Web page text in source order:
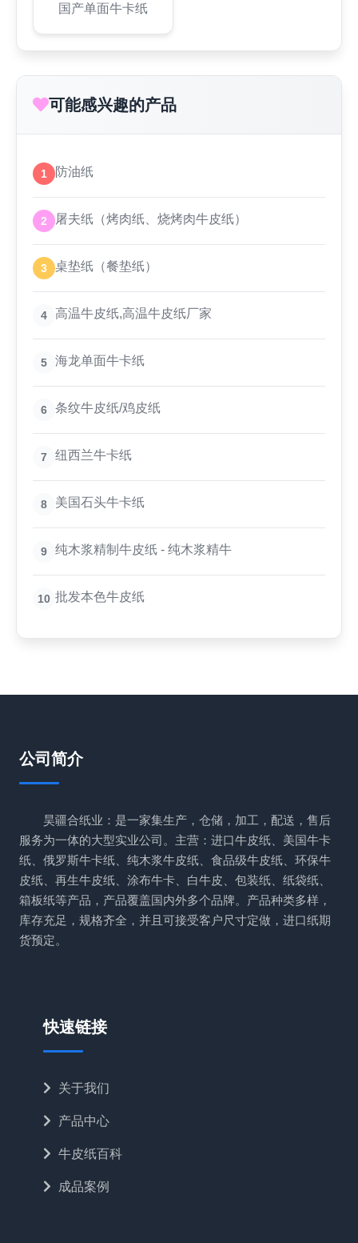
国产单面牛卡纸
可能感兴趣的产品
1 防油纸
2 屠夫纸（烤肉纸、烧烤肉牛皮纸）
3 桌垫纸（餐垫纸）
4 高温牛皮纸,高温牛皮纸厂家
5 海龙单面牛卡纸
6 条纹牛皮纸/鸡皮纸
7 纽西兰牛卡纸
8 美国石头牛卡纸
9 纯木浆精制牛皮纸 - 纯木浆精牛
10 批发本色牛皮纸
公司简介
昊疆合纸业：是一家集生产，仓储，加工，配送，售后
服务为一体的大型实业公司。主营：进口牛皮纸、美国牛卡
纸、俄罗斯牛卡纸、纯木浆牛皮纸、食品级牛皮纸、环保牛
皮纸、再生牛皮纸、涂布牛卡、白牛皮、包装纸、纸袋纸、
箱板纸等产品，产品覆盖国内外多个品牌。产品种类多样，
库存充足，规格齐全，并且可接受客户尺寸定做，进口纸期
货预定。
快速链接
关于我们
产品中心
牛皮纸百科
成品案例